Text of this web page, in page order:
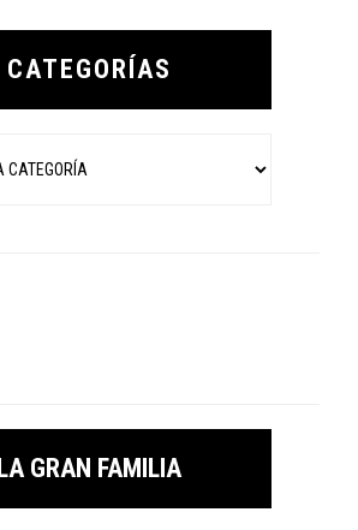
CATEGORÍAS
LA GRAN FAMILIA